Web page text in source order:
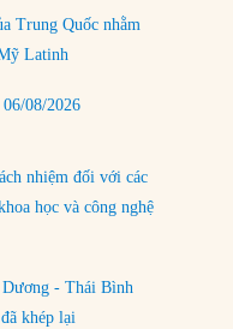
Trung Quốc nhằm
Latinh
08/2026
nhiệm đối với các
học và công nghệ
- Thái Bình
khép lại